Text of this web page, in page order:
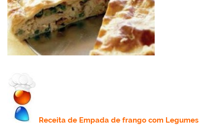
Receitade Empada de frango com Legumes